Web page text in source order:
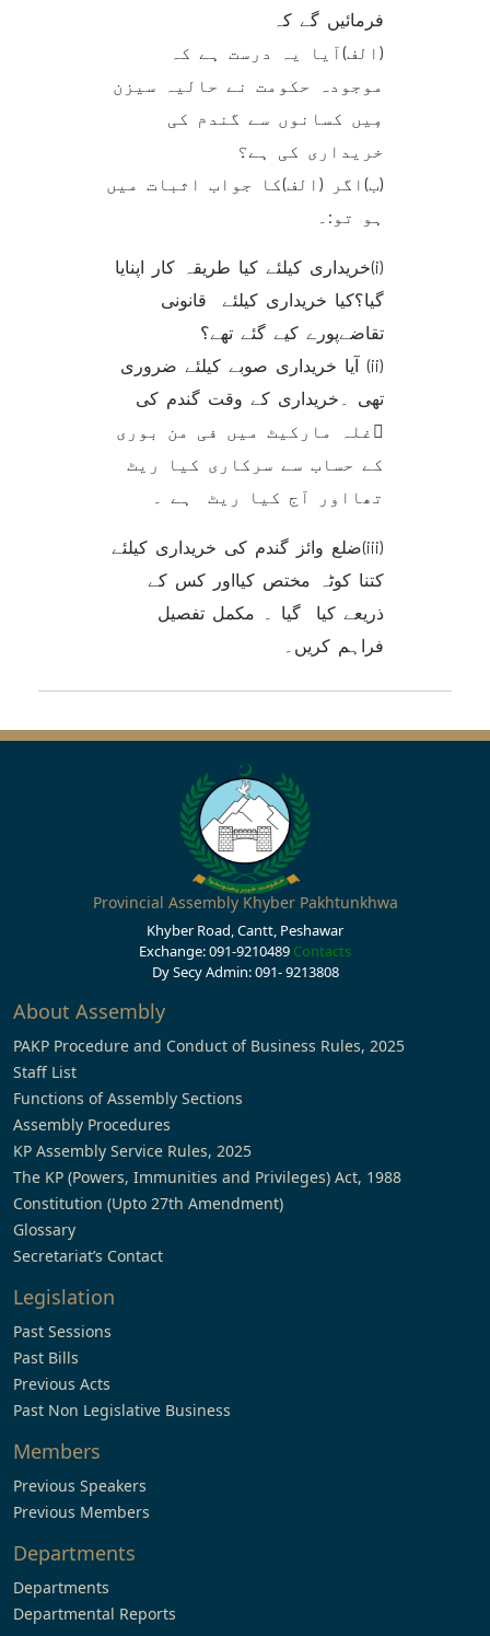
فرمائیں گے کہ
(الف)آیا یہ درست ہے کہ
موجودہ حکومت نے حالیہ سیزن
مٕیں کسانوں سے گندم کی
خریداری کی ہے؟
(ب)اگر (الف)کا جواب اثبات میں
ہو تو:۔
(i)خریداری کیلئے کیا طریقہ کار اپنایا
گیا؟کیا خریداری کیلئے قانونی
تقاضےپورے کیے گئے تھے؟
(ii) آیا خریداری صوبے کیلئے ضروری
تھی ۔خریداری کے وقت گندم کی
غلہ مارکیٹ میں فی من بوری
کے حساب سے سرکاری کیا ریٹ
تھااور آج کیا ریٹ ہے ۔
(iii)ضلع وائز گندم کی خریداری کیلئے
کتنا کوٹہ مختص کیااور کس کے
ذریعے کیا گیا ۔ مکمل تفصیل
فراہم کریں۔
Provincial Assembly Khyber Pakhtunkhwa
Khyber Road, Cantt, Peshawar
Exchange: 091-9210489 Contacts
Dy Secy Admin: 091- 9213808
About Assembly
PAKP Procedure and Conduct of Business Rules, 2025
Staff List
Functions of Assembly Sections
Assembly Procedures
KP Assembly Service Rules, 2025
The KP (Powers, Immunities and Privileges) Act, 1988
Constitution (Upto 27th Amendment)
Glossary
Secretariat’s Contact
Legislation
Past Sessions
Past Bills
Previous Acts
Past Non Legislative Business
Members
Previous Speakers
Previous Members
Departments
Departments
Departmental Reports